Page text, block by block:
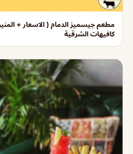
مطعم جيسميز الدمام ( الاسعار +
كافيهات الشرقية